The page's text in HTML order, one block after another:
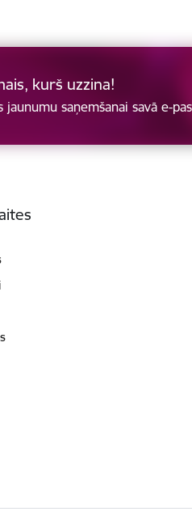
kurš uzzina!
jaunumu saņemšanai savā e-